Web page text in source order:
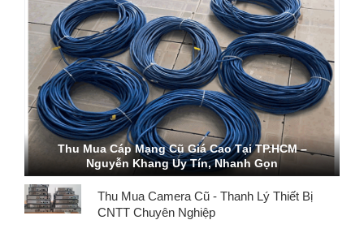
Thu Mua Cáp Mạng Cũ Giá Cao Tại TP.HCM –
Nguyễn Khang Uy Tín, Nhanh Gọn
Thu Mua Camera Cũ - Thanh Lý Thiết Bị
CNTT Chuyên Nghiệp